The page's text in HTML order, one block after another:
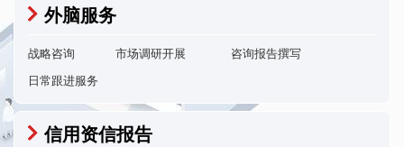
外脑服务
战略咨询
日常跟进服务
市场调研开展 咨询报告撰写
信用资信报告